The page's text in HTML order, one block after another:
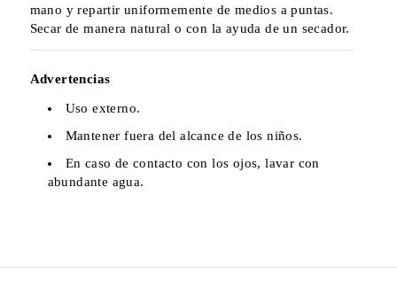
mano y repartir uniformemente de medios a puntas.
Secar de manera natural o con la ayuda de un secador.
Advertencias
Uso externo.
Mantener fuera del alcance de los niños.
En caso de contacto con los ojos, lavar con
abundante agua.